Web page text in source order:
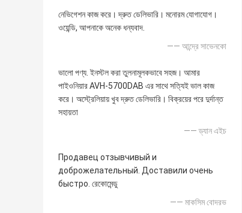
নেভিগেশন কাজ করে। দ্রুত ডেলিভারি। মনোরম যোগাযোগ।
ওয়েন্ডি, আপনাকে অনেক ধন্যবাদ.
—— আন্দ্রে সাভেনকো
ভালো পণ্য. ইনস্টল করা তুলনামূলকভাবে সহজ। আমার
পাইওনিয়ার AVH-5700DAB এর সাথে সত্যিই ভাল কাজ
করে। অস্ট্রেলিয়ায় খুব দ্রুত ডেলিভারি। বিক্রয়ের পরে দুর্দান্ত
সহায়তা
—— ড্যান এইচ
Продавец отзывчивый и
доброжелательный. Доставили очень
быстро. রেকোমেন্ডু
—— মাকসিম বোদরভ